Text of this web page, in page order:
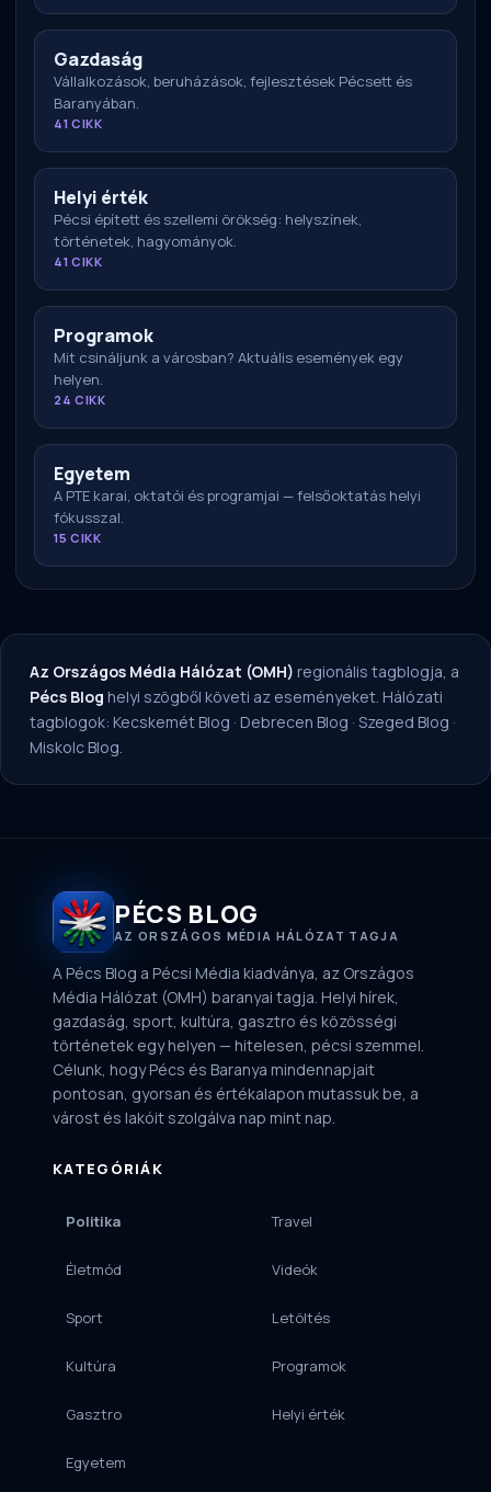
Gazdaság
Vállalkozások, beruházások, fejlesztések Pécsett és
Baranyában.
41 CIKK
Helyi érték
Pécsi épített és szellemi örökség: helyszínek,
történetek, hagyományok.
41 CIKK
Programok
Mit csináljunk a városban? Aktuális események egy
helyen.
24 CIKK
Egyetem
A PTE karai, oktatói és programjai — felsőoktatás helyi
fókusszal.
15 CIKK
Az Országos Média Hálózat (OMH) regionális tagblogja, a
Pécs Blog helyi szögből követi az eseményeket. Hálózati
tagblogok: Kecskemét Blog · Debrecen Blog · Szeged Blog ·
Miskolc Blog.
PÉCS BLOG
AZ ORSZÁGOS MÉDIA HÁLÓZAT TAGJA
A Pécs Blog a Pécsi Média kiadványa, az Országos
Média Hálózat (OMH) baranyai tagja. Helyi hírek,
gazdaság, sport, kultúra, gasztro és közösségi
történetek egy helyen — hitelesen, pécsi szemmel.
Célunk, hogy Pécs és Baranya mindennapjait
pontosan, gyorsan és értékalapon mutassuk be, a
várost és lakóit szolgálva nap mint nap.
KATEGÓRIÁK
Politika
Életmód
Sport
Kultúra
Gasztro
Egyetem
Travel
Videók
Letöltés
Programok
Helyi érték